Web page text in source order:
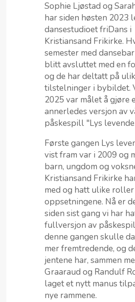
MIN SIDESophie Ljøstad og
har siden høsten 2023
dansestudioet friDans i
Kristiansand Frikirke.
semester med
blitt avsluttet med en
og de har deltatt på
tilstelninger i bybildet.
2025 var målet å gjøre
annerledes versjon av
påskespill "Lys
Første gangen Lys
vist fram var i 2009 og
barn, ungdom og
Kristiansand Frikirke
med og hatt ulike roller
oppsetningene. Nå er
siden sist gang vi har
fullversjon av
denne gangen skulle
mer fremtredende, og
jentene har, sammen
Graaraud og Randulf
laget et nytt manus
nye rammene.